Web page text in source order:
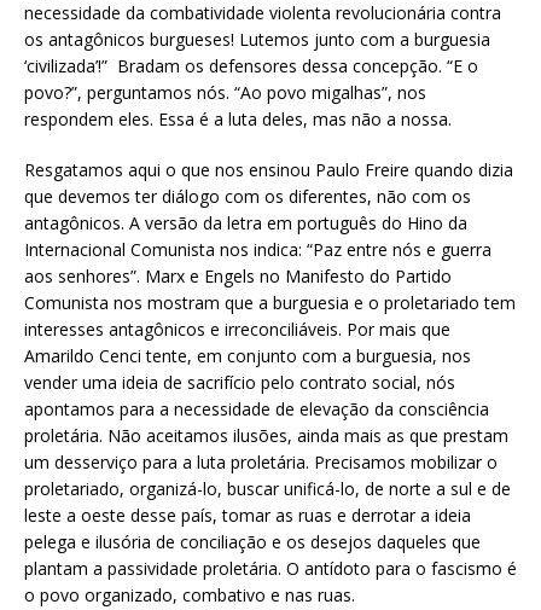
necessidade da combatividade violenta revolucionária contra
os antagônicos burgueses! Lutemos junto com a burguesia
‘civilizada’!” Bradam os defensores dessa concepção. “E o
povo?”, perguntamos nós. “Ao povo migalhas”, nos
respondem eles. Essa é a luta deles, mas não a nossa.
Resgatamos aqui o que nos ensinou Paulo Freire quando dizia
que devemos ter diálogo com os diferentes, não com os
antagônicos. A versão da letra em português do Hino da
Internacional Comunista nos indica: “Paz entre nós e guerra
aos senhores”. Marx e Engels no Manifesto do Partido
Comunista nos mostram que a burguesia e o proletariado tem
interesses antagônicos e irreconciliáveis. Por mais que
Amarildo Cenci tente, em conjunto com a burguesia, nos
vender uma ideia de sacrifício pelo contrato social, nós
apontamos para a necessidade de elevação da consciência
proletária. Não aceitamos ilusões, ainda mais as que prestam
um desserviço para a luta proletária. Precisamos mobilizar o
proletariado, organizá-lo, buscar unificá-lo, de norte a sul e de
leste a oeste desse país, tomar as ruas e derrotar a ideia
pelega e ilusória de conciliação e os desejos daqueles que
plantam a passividade proletária. O antídoto para o fascismo é
o povo organizado, combativo e nas ruas.